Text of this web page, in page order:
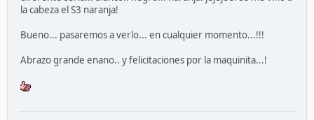
la cabeza el S3 naranja!
Bueno... pasaremos a verlo... en cualquier momento...!!!
Abrazo grande enano.. y felicitaciones por la maquinita...!